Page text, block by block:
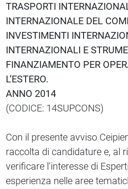
TRASPORTI
INTERNAZIONALE DEL
INVESTIMENTI
INTERNAZIONALI E
FINANZIAMENTO PER
L’ESTERO.
ANNO 2014
(CODICE: 14SUPCONS)
Con il presente avviso
raccolta di candidature e, al
verificare l’interesse di
esperienza nelle aree